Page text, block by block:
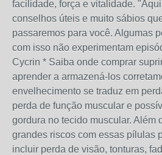
facilidade, força e vitalidade.
conselhos úteis e muito sábios
passaremos para você. Algumas
com isso não experimentam
Cycrin * Saiba onde comprar
aprender a armazená-los
envelhecimento se traduz em
perda de função muscular e
gordura no tecido muscular. Além
grandes riscos com essas pílulas
incluir perda de visão, tonturas,